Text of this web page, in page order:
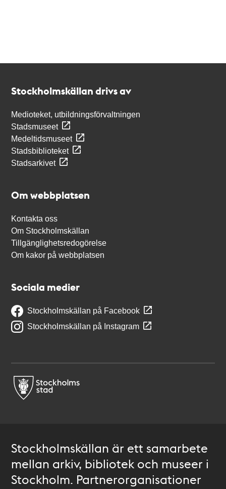
Stockholmskällan drivs av
Medioteket, utbildningsförvaltningen
Stadsmuseet
Medeltidsmuseet
Stadsbiblioteket
Stadsarkivet
Om webbplatsen
Kontakta oss
Om Stockholmskällan
Tillgänglighetsredogörelse
Om kakor på webbplatsen
Sociala medier
Stockholmskällan på Facebook
Stockholmskällan på Instagram
Stockholmskällan är ett samarbete
mellan arkiv, bibliotek och museer i
Stockholm. Partnerorganisationer